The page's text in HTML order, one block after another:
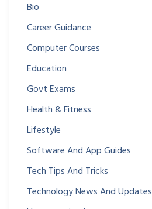
Bio
Career Guidance
Computer Courses
Education
Govt Exams
Health & Fitness
Lifestyle
Software And App Guides
Tech Tips And Tricks
Technology News And Updates